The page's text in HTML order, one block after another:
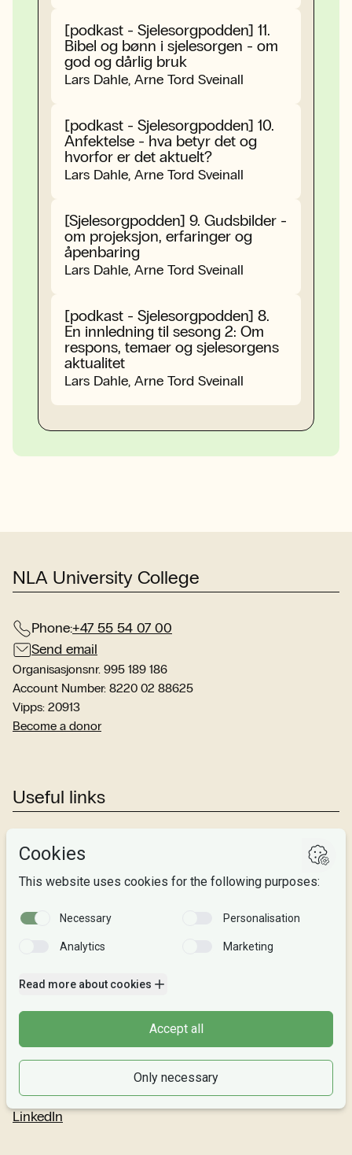
[podkast - Sjelesorgpodden] 11.
Bibel og bønn i sjelesorgen - om
god og dårlig bruk
Lars Dahle, Arne Tord Sveinall
[podkast - Sjelesorgpodden] 10.
Anfektelse - hva betyr det og
hvorfor er det aktuelt?
Lars Dahle, Arne Tord Sveinall
[Sjelesorgpodden] 9. Gudsbilder -
om projeksjon, erfaringer og
åpenbaring
Lars Dahle, Arne Tord Sveinall
[podkast - Sjelesorgpodden] 8.
En innledning til sesong 2: Om
respons, temaer og sjelesorgens
aktualitet
Lars Dahle, Arne Tord Sveinall
NLA University College
Phone:+47 55 54 07 00
Send email
Organisasjonsnr. 995 189 186
Account Number: 8220 02 88625
Vipps: 20913
Become a donor
Useful links
Studies
About us
Privacy
Facebook
Snapchat
LinkedIn